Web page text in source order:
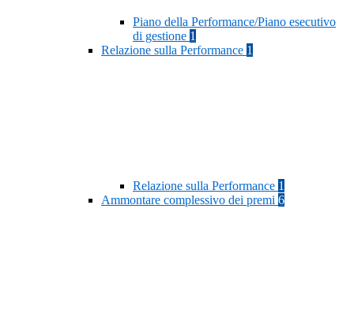
Piano della Performance/Piano esecutivo
di gestione 1
Relazione sulla Performance 1
Relazione sulla Performance 1
Ammontare complessivo dei premi 6